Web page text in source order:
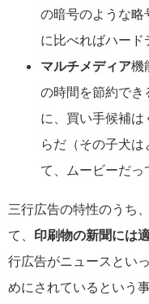
の暗号のような
に比べればハード
マルチメディア機
の時間を節約で
に、買い手候補
らだ（その子犬は
て、ムービーだっ
三行広告の特性のうち
て、 印刷物の新聞には
行広告がニュースとい
めにされているという